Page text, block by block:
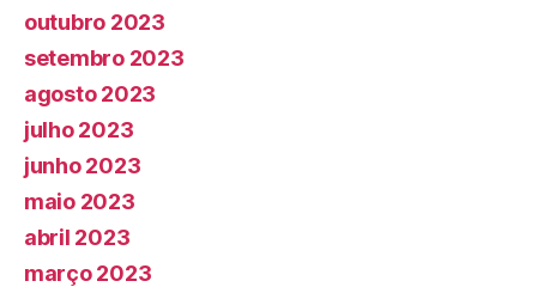
outubro 2023
setembro 2023
agosto 2023
julho 2023
junho 2023
maio 2023
abril 2023
março 2023